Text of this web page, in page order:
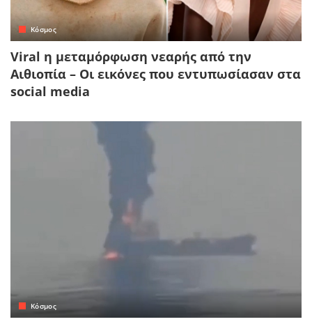
Κόσμος
Viral η μεταμόρφωση νεαρής από την
Αιθιοπία – Οι εικόνες που εντυπωσίασαν στα
social media
Κόσμος